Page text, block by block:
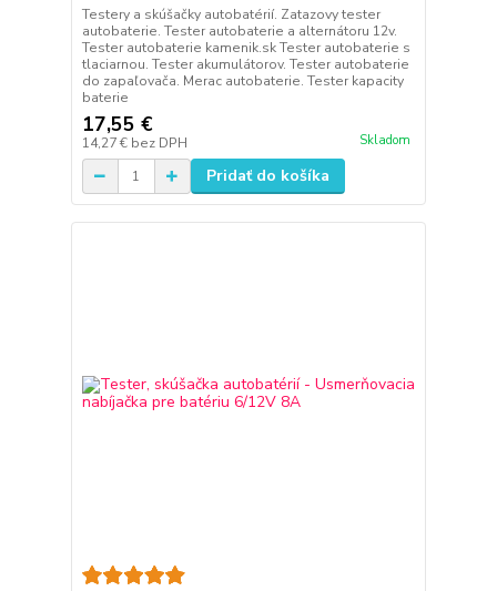
Testery a skúšačky autobatérií. Zatazovy tester
autobaterie. Tester autobaterie a alternátoru 12v.
Tester autobaterie kamenik.sk Tester autobaterie s
tlaciarnou. Tester akumulátorov. Tester autobaterie
do zapaľovača. Merac autobaterie. Tester kapacity
baterie
17,55 €
14,27 € bez DPH Skladom
Pridať do košíka